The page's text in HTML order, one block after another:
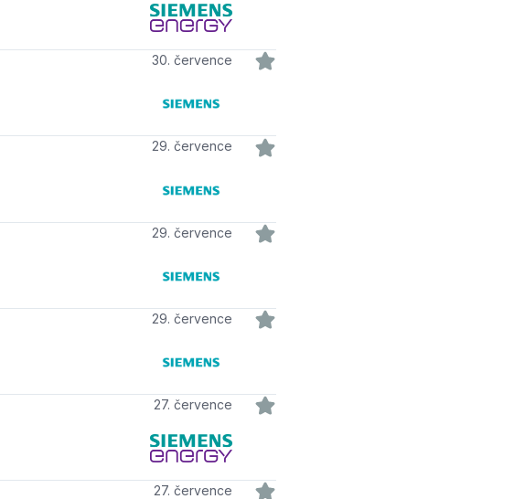
30. července
29. července
29. července
29. července
27. července
27. července